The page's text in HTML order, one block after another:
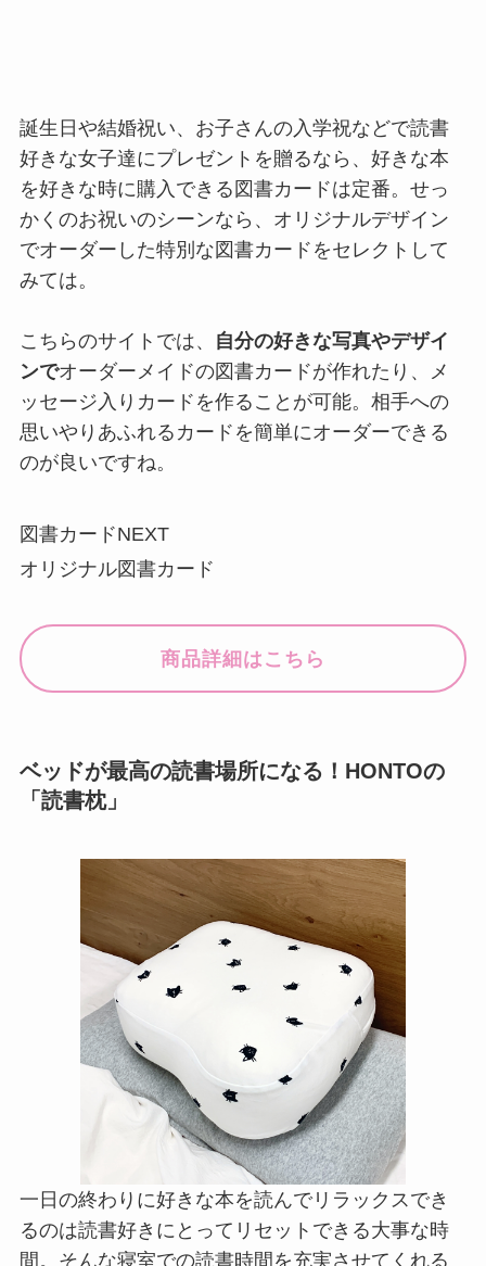
思いやりあふれるカードを簡単にオーダーできる
のが良いですね。
図書カードNEXT
オリジナル図書カード
商品詳細はこちら
ベッドが最高の読書場所になる！HONTOの
一日の終わりに好きな本を読んでリラックスでき
るのは読書好きにとってリセットできる大事な時
間。そんな寝室での読書時間を充実させてくれる
のが「HONTO」の読書枕です。
まさに読書のために作られたこちらの枕は、いつ
ものまくらに重ねて使用するだけでちょうど良い
ホールド感でリラックスした姿勢に。耳も痛くな
らず頭を優しく包み込んでくれるのでストレスフ
。クッションとしても重
宝するでしょう。